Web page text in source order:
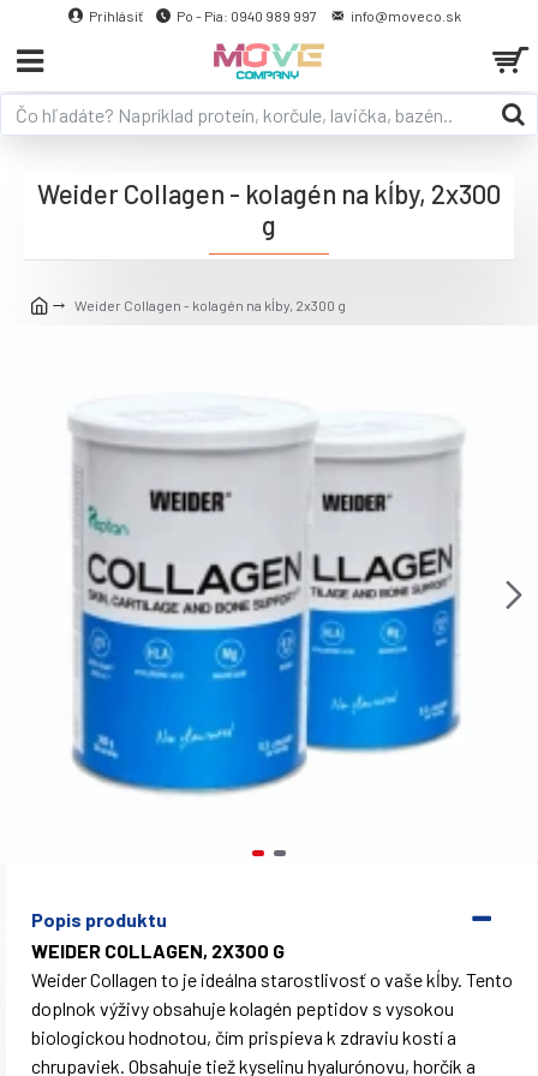
Prihlásiť Po - Pia: 0940 989 997 info@moveco.sk
Weider Collagen - kolagén na kĺby, 2x300 g
Weider Collagen - kolagén na kĺby, 2x300
g
Popis produktu
WEIDER COLLAGEN, 2X300 G
Weider Collagen to je ideálna starostlivosť o vaše kĺby. Tento
doplnok výživy obsahuje kolagén peptidov s vysokou
biologickou hodnotou, čím prispieva k zdraviu kostí a
chrupaviek. Obsahuje tiež kyselinu hyalurónovu, horčík a